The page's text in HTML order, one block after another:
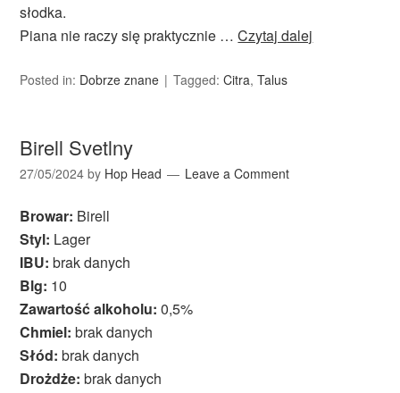
słodka.
Piana nie raczy się praktycznie …Czytaj dalej
Posted in: Dobrze znane Tagged:Citra,Talus
Birell Svetlny
27/05/2024 by Hop Head Leave a Comment
Browar: Birell
Styl: Lager
IBU: brak danych
Blg: 10
Zawartość alkoholu: 0,5%
Chmiel: brak danych
Słód: brak danych
Drożdże: brak danych